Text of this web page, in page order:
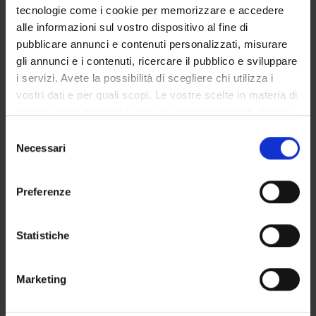
tecnologie come i cookie per memorizzare e accedere
alle informazioni sul vostro dispositivo al fine di
pubblicare annunci e contenuti personalizzati, misurare
gli annunci e i contenuti, ricercare il pubblico e sviluppare
i servizi. Avete la possibilità di scegliere chi utilizza i
vostri dati e per quali scopi. Le vostre scelte in materia di
modificare o revocare il proprio consenso in qualsiasi
momento dalla Dichiarazione sui cookie o facendo clic
raccogliere informazioni sulla tua posizione
geografica, con un'approssimazione di qualche
Identificare il tuo dispositivo, scansionandolo
delNecessari
Preferenze
Statistiche
Marketing
ORGANIZZAZIONE
GOVERNANCE
SERVIZI DI SEGRETERIA STUDENTI